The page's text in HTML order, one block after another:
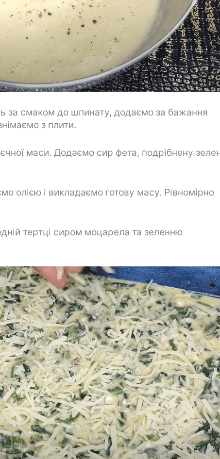
за смаком до шпинату, додаємо за бажання
з плити.
маси. Додаємо сир фета, подрібнену
олією і викладаємо готову масу. Рівномірно
тертці сиром моцарела та зеленню